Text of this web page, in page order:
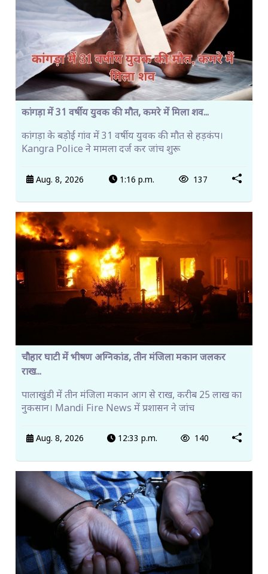
कांगड़ा में 31 वर्षीय युवक की मौत, कमरे में मिला शव...
कांगड़ा के बड़ोई गांव में 31 वर्षीय युवक की मौत से हड़कंप।
Kangra Police ने मामला दर्ज कर जांच शुरू
Aug. 8, 2026 1:16 p.m. 137
चौहार घाटी में भीषण अग्निकांड, तीन मंजिला मकान जलकर
राख...
पालाखुंडी में तीन मंजिला मकान आग से राख, करीब 25 लाख का
नुकसान। Mandi Fire News में प्रशासन ने जांच
Aug. 8, 2026 12:33 p.m. 140